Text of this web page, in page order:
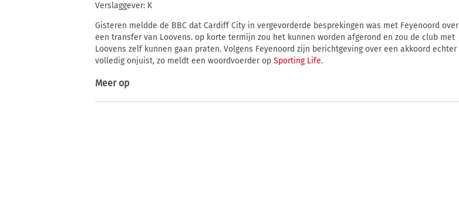
Verslaggever: K
Gisteren meldde de BBC dat Cardiff City in vergevorderde besprekingen was met Feyenoord over
een transfer van Loovens. op korte termijn zou het kunnen worden afgerond en zou de club met
Loovens zelf kunnen gaan praten. Volgens Feyenoord zijn berichtgeving over een akkoord echter
volledig onjuist, zo meldt een woordvoerder op Sporting Life.
Meer op